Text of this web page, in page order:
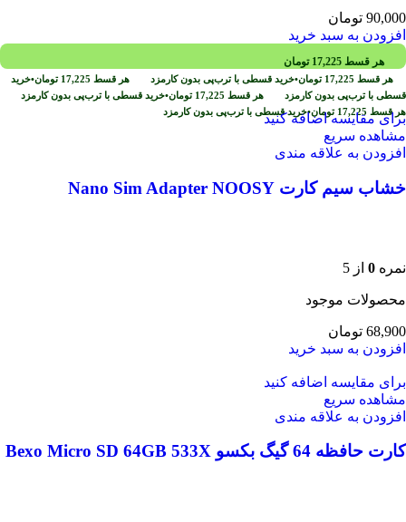
90,000 تومان
افزودن به سبد خرید
هر قسط 17,225 تومان
هر قسط 17,225 تومان•خرید قسطی با ترب‌پی بدون کارمزد هر قسط 17,225 تومان•خرید
قسطی با ترب‌پی بدون کارمزد
هر قسط 17,225 تومان•خرید قسطی با ترب‌پی بدون کارمزد
هر قسط 17,225 تومان•خرید قسطی با ترب‌پی بدون کارمزدبرای مقایسه اضافه کنید
مشاهده سریع
افزودن به علاقه مندی
خشاب سیم کارت Nano Sim Adapter NOOSY
نمره 0 از 5
محصولات موجود
68,900 تومان
افزودن به سبد خرید
برای مقایسه اضافه کنید
مشاهده سریع
افزودن به علاقه مندی
کارت حافظه 64 گیگ بکسو Bexo Micro SD 64GB 533X